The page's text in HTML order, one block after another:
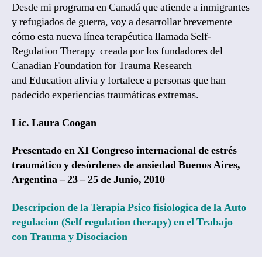
Desde mi programa en Canadá que atiende a inmigrantes
y refugiados de guerra, voy a desarrollar brevemente
cómo esta nueva línea terapéutica llamada Self-
Regulation Therapy creada por los fundadores del
Canadian Foundation for Trauma Research
and Education alivia y fortalece a personas que han
padecido experiencias traumáticas extremas.
Lic. Laura Coogan
Presentado en XI Congreso internacional de estrés
traumático y desórdenes de ansiedadBuenos Aires,
Argentina – 23 – 25 de Junio, 2010
Descripcion de la Terapia Psico fisiologica de la Auto
regulacion (Self regulation therapy) en el Trabajo
con Trauma y Disociacion